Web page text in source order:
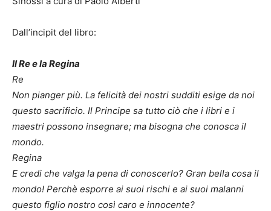
Dall’incipit del libro:
Il Re e la Regina
Re
Non pianger più. La felicità dei nostri sudditi esige da noi
questo sacrificio. Il Principe sa tutto ciò che i libri e i
maestri possono insegnare; ma bisogna che conosca il
mondo.
Regina
E credi che valga la pena di conoscerlo? Gran bella cosa il
mondo! Perchè esporre ai suoi rischi e ai suoi malanni
questo figlio nostro così caro e innocente?